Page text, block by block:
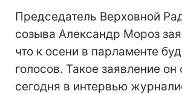
Председатель Верховной
созыва Александр Мороз
что к осени в парламенте
голосов. Такое заявление он
сегодня в интервью